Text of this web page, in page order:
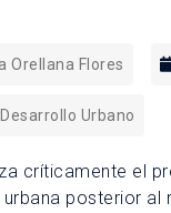
Orellana Flores
Urbano
críticamente el
posterior al